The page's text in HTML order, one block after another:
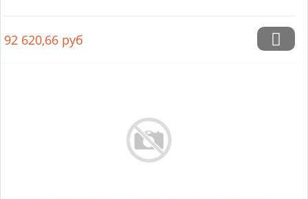
92 620,66 руб